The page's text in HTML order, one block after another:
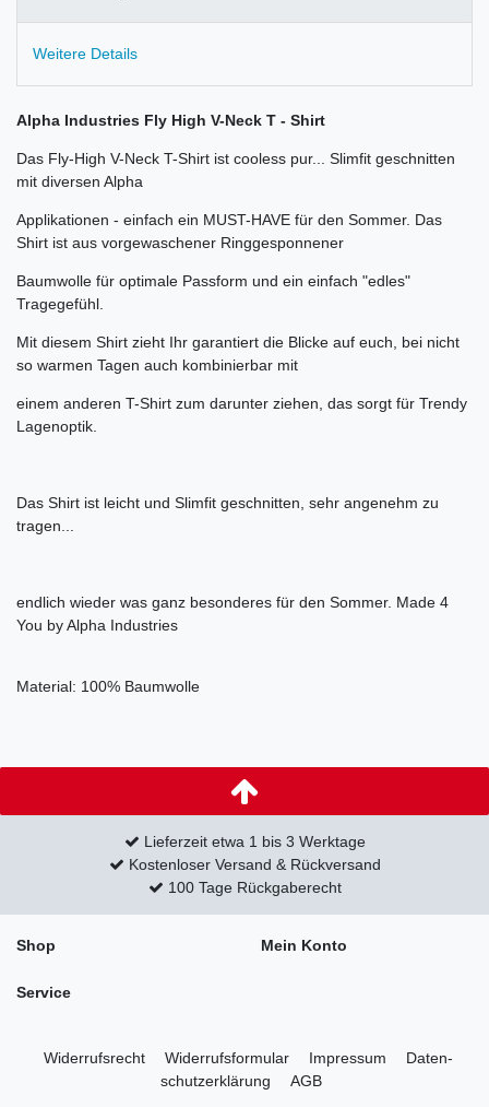
Weitere Details
Alpha Industries Fly High V-Neck T - Shirt
Das Fly-High V-Neck T-Shirt ist cooless pur... Slimfit geschnitten
mit diversen Alpha
Applikationen - einfach ein MUST-HAVE für den Sommer. Das
Shirt ist aus vorgewaschener Ringgesponnener
Baumwolle für optimale Passform und ein einfach "edles"
Tragegefühl.
Mit diesem Shirt zieht Ihr garantiert die Blicke auf euch, bei nicht
so warmen Tagen auch kombinierbar mit
einem anderen T-Shirt zum darunter ziehen, das sorgt für Trendy
Lagenoptik.
Das Shirt ist leicht und Slimfit geschnitten, sehr angenehm zu
tragen...
endlich wieder was ganz besonderes für den Sommer. Made 4
You by Alpha Industries
Material: 100% Baumwolle
Lieferzeit etwa 1 bis 3 Werktage
Kostenloser Versand & Rückversand
100 Tage Rückgaberecht
Shop Mein Konto
Service
Widerrufs­recht Widerrufs­formular Impressum
Daten­
schutz­erklärung
AGB